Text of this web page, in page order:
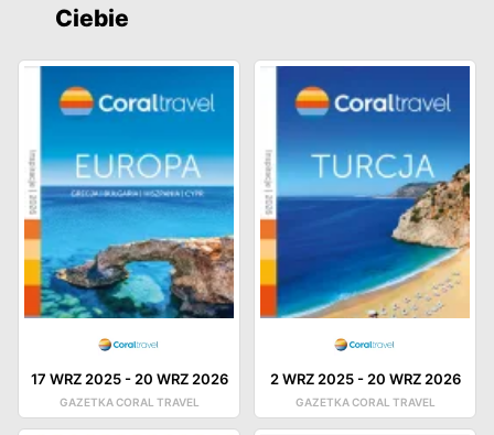
Ciebie
17 WRZ 2025- 20 WRZ 2026
GAZETKA CORAL TRAVEL
2 WRZ 2025- 20 WRZ 2026
GAZETKA CORAL TRAVEL